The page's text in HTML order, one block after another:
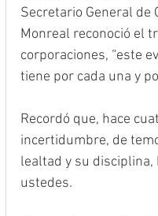
Secretario General de
Monreal reconoció el
corporaciones, “este
tiene por cada una y
Recordó que, hace
incertidumbre, de
lealtad y su disciplina,
ustedes.